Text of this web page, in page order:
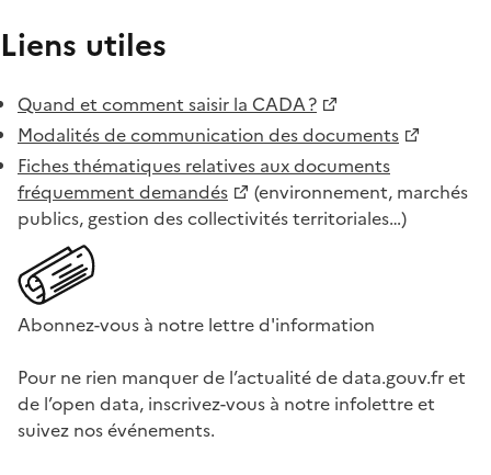
Liens utiles
Quand et comment saisir la CADA ?
Modalités de communication des documents
Fiches thématiques relatives aux documents
fréquemment demandés
(environnement, marchés
publics, gestion des collectivités territoriales…)
Abonnez-vous à notre lettre d'information
Pour ne rien manquer de l’actualité de data.gouv.fr et
de l’open data, inscrivez-vous à notre infolettre et
suivez nos événements.